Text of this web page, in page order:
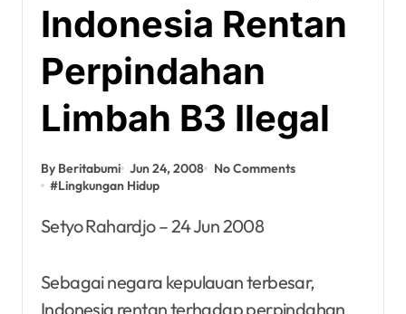
Indonesia Rentan
Perpindahan
Limbah B3 Ilegal
By Beritabumi Jun 24, 2008
No Comments
#Lingkungan Hidup
Setyo Rahardjo – 24 Jun 2008
Sebagai negara kepulauan terbesar,
Indonesia rentan terhadap perpindahan